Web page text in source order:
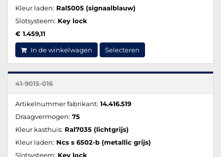
Kleur laden: Ral5005 (signaalblauw)
Slotsysteem: Key lock
€ 1.459,11
In de winkelwagen Selecteren
41-9015-016
Artikelnummer fabrikant: 14.416.519
Draagvermogen: 75
Kleur kasthuis: Ral7035 (lichtgrijs)
Kleur laden: Ncs s 6502-b (metallic grijs)
Slotsysteem: Key lock